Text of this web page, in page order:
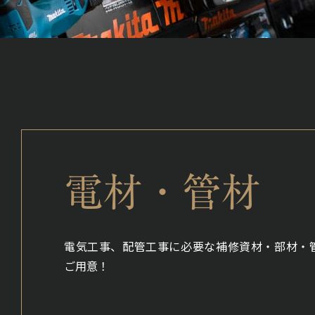
電材・管材
電気工事、配管工事に必要な補修資材・部材・
ご用意！